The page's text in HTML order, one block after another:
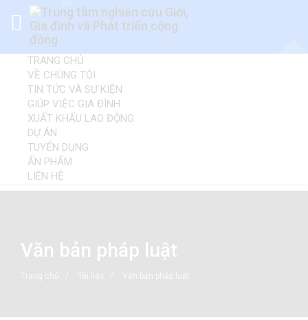
TRANG CHỦ
VỀ CHÚNG TÔI
TIN TỨC VÀ SỰ KIỆN
GIÚP VIỆC GIA ĐÌNH
XUẤT KHẨU LAO ĐỘNG
DỰ ÁN
TUYỂN DỤNG
ẤN PHẨM
LIÊN HỆ
Văn bản pháp luật